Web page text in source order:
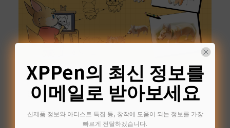
동물
단계별 튜토리얼: 강아지를 그리는 방법
XPPen의 최신 정보를
이메일로 받아보세요
신제품 정보와 아티스트 특집 등, 창작에 도움이 되는 정보를 가장
빠르게 전달하겠습니다.